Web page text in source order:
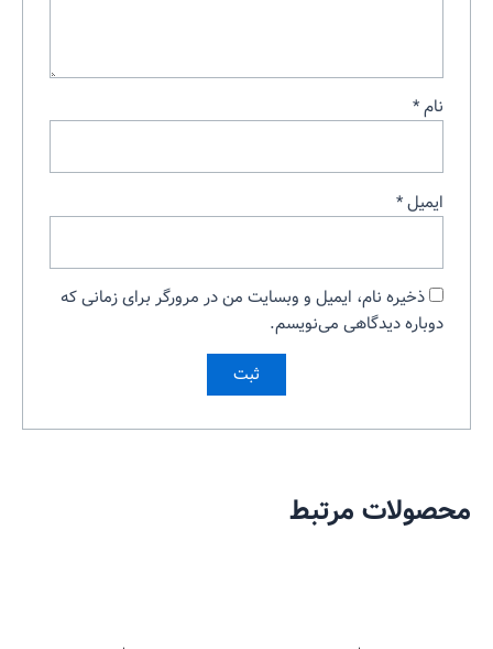
نام*
ایمیل*
ذخیره نام، ایمیل و وبسایت من در مرورگر برای زمانی که
دوباره دیدگاهی می‌نویسم.
محصولات مرتبط